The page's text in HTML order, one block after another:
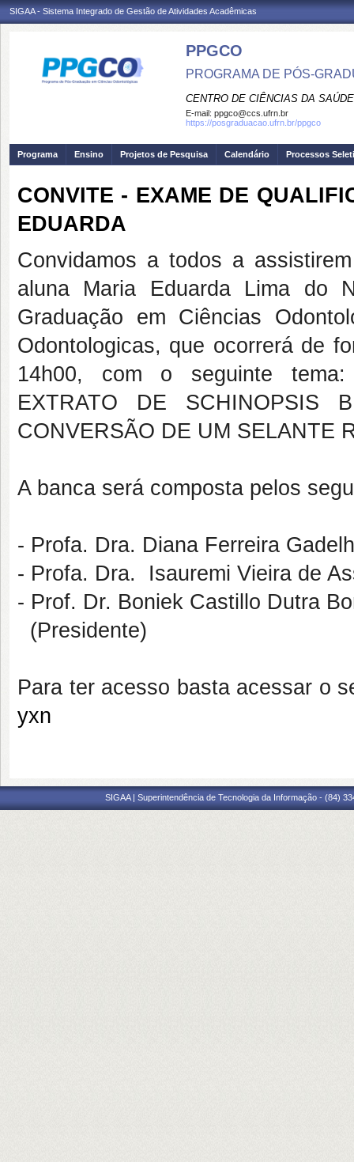
SIGAA - Sistema Integrado de Gestão de Atividades Acadêmicas
PPGCO
PROGRAMA DE PÓS-
CENTRO DE CIÊNCIAS DA SAÚDE
E-mail: ppgco@ccs.ufrn.br
https://posgraduacao.ufrn.br/ppgco
Programa Ensino Projetos de Pesquisa Calendário Processos
CONVITE - EXAME DE
EDUARDA
Convidamos a todos a
aluna Maria Eduarda Lima do
Graduação em Ciências
Odontologicas, que ocorrerá de
14h00, com o seguinte tema:
EXTRATO DE SCHINOPSIS
CONVERSÃO DE UM SELANTE
A banca será composta pelos
- Profa. Dra. Diana Ferreira
- Profa. Dra. Isauremi Vieira de
- Prof. Dr. Boniek Castillo Dutra
(Presidente)
Para ter acesso basta acessar o
yxn
SIGAA | Superintendência de Tecnologia da Informação - (84)